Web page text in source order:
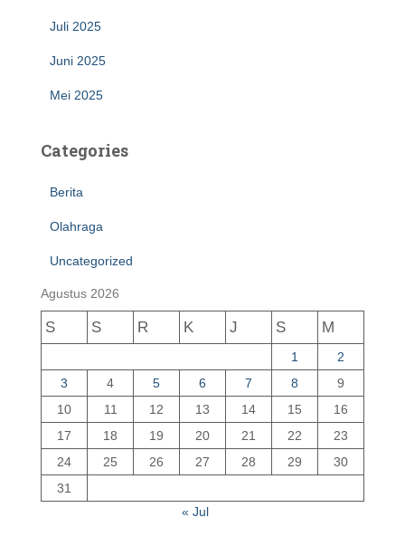
Juli 2025
Juni 2025
Mei 2025
Categories
Berita
Olahraga
Uncategorized
Agustus 2026
S S R K J S M
1
2
3
4 5 6 7 8
9
10
11 12 13 14 15
16
17
18 19 20 21 22
23
24
25 26 27 28 29
30
31
« Jul